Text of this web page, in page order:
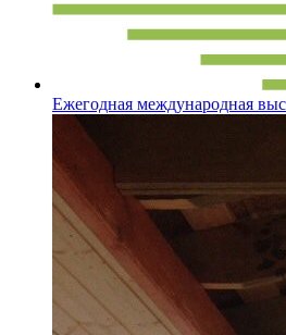
Ежегодная международная